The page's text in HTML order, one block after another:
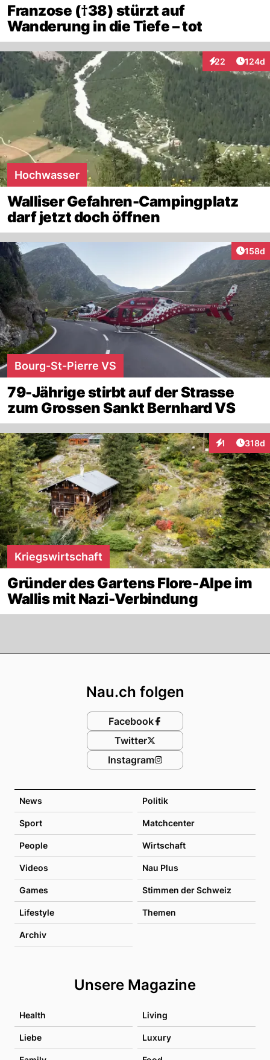
Franzose (†38) stürzt auf
Wanderung in die Tiefe – tot
22
Interaktionen
124d
Hochwasser
Walliser Gefahren-Campingplatz
darf jetzt doch öffnen
158d
Bourg-St-Pierre VS
79-Jährige stirbt auf der Strasse
zum Grossen Sankt Bernhard VS
1
Interaktionen
318d
Kriegswirtschaft
Gründer des Gartens Flore-Alpe im
Wallis mit Nazi-Verbindung
News Politik
Sport Matchcenter
People Wirtschaft
Videos Nau Plus
Games Stimmen der Schweiz
Lifestyle Themen
Archiv
Unsere Magazine
Health Living
Liebe Luxury
Nau.ch folgen
Facebook
Twitter
Instagram